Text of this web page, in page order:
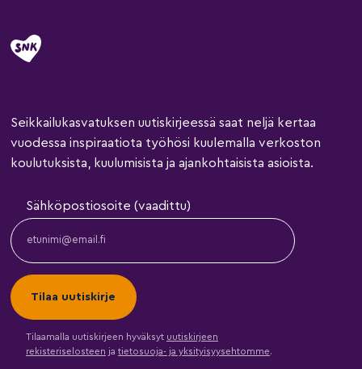
Seikkailukasvatuksen uutiskirjeessä saat neljä kertaa
vuodessa inspiraatiota työhösi kuulemalla verkoston
koulutuksista, kuulumisista ja ajankohtaisista asioista.
Sähköpostiosoite (vaadittu)
Tilaamalla uutiskirjeen hyväksyt uutiskirjeen
rekisteriselosteen ja tietosuoja- ja yksityisyysehtomme.